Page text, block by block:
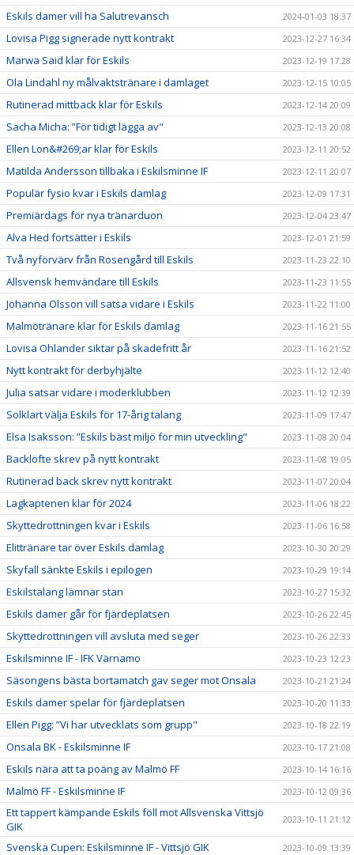
Eskils damer vill ha Salutrevansch
2024-01-03 18:37
Lovisa Pigg signerade nytt kontrakt 2023-12-27 16:34
Marwa Said klar för Eskils 2023-12-19 17:28
Ola Lindahl ny målvaktstränare i damlaget 2023-12-15 10:05
Rutinerad mittback klar för Eskils 2023-12-14 20:09
Sacha Micha: ”För tidigt lägga av" 2023-12-13 20:08
Ellen Lon&#269;ar klar för Eskils 2023-12-11 20:52
Matilda Andersson tillbaka i Eskilsminne IF 2023-12-11 20:07
Populär fysio kvar i Eskils damlag 2023-12-09 17:31
Premiärdags för nya tränarduon 2023-12-04 23:47
Alva Hed fortsätter i Eskils 2023-12-01 21:59
Två nyförvärv från Rosengård till Eskils 2023-11-23 22:10
Allsvensk hemvändare till Eskils 2023-11-23 11:55
Johanna Olsson vill satsa vidare i Eskils 2023-11-22 11:00
Malmötränare klar för Eskils damlag 2023-11-16 21:55
Lovisa Ohlander siktar på skadefritt år 2023-11-16 21:52
Nytt kontrakt för derbyhjälte 2023-11-12 12:40
Julia satsar vidare i moderklubben 2023-11-12 12:39
Solklart välja Eskils för 17-årig talang 2023-11-09 17:47
Elsa Isaksson: ”Eskils bäst miljö för min utveckling" 2023-11-08 20:04
Backlöfte skrev på nytt kontrakt 2023-11-08 19:05
Rutinerad back skrev nytt kontrakt 2023-11-07 20:04
Lagkaptenen klar för 2024 2023-11-06 18:22
Skyttedrottningen kvar i Eskils 2023-11-06 16:58
Elittränare tar över Eskils damlag 2023-10-30 20:29
Skyfall sänkte Eskils i epilogen 2023-10-29 19:14
Eskilstalang lämnar stan 2023-10-27 15:32
Eskils damer går för fjärdeplatsen 2023-10-26 22:45
Skyttedrottningen vill avsluta med seger 2023-10-26 22:33
Eskilsminne IF - IFK Värnamo 2023-10-23 12:23
Säsongens bästa bortamatch gav seger mot Onsala 2023-10-21 21:24
Eskils damer spelar för fjärdeplatsen 2023-10-20 11:33
Ellen Pigg: ”Vi har utvecklats som grupp" 2023-10-18 22:19
Onsala BK - Eskilsminne IF 2023-10-17 21:08
Eskils nära att ta poäng av Malmö FF 2023-10-14 16:16
Malmö FF - Eskilsminne IF 2023-10-12 09:36
Ett tappert kämpande Eskils föll mot Allsvenska Vittsjö
GIK
2023-10-11 21:12
Svenska Cupen: Eskilsminne IF - Vittsjö GIK 2023-10-09 13:39